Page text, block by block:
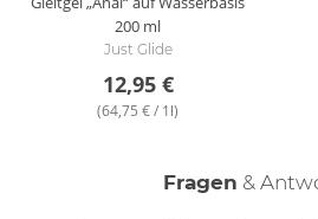
200 ml
Just Glide
12,95 €
(64,75 € / 1l)
Fragen &